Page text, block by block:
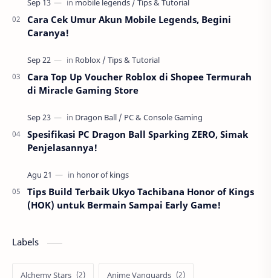
Cara Cek Umur Akun Mobile Legends, Begini
Caranya!
Cara Top Up Voucher Roblox di Shopee Termurah
di Miracle Gaming Store
Spesifikasi PC Dragon Ball Sparking ZERO, Simak
Penjelasannya!
Tips Build Terbaik Ukyo Tachibana Honor of Kings
(HOK) untuk Bermain Sampai Early Game!
Labels
Alchemy Stars Anime Vanguards